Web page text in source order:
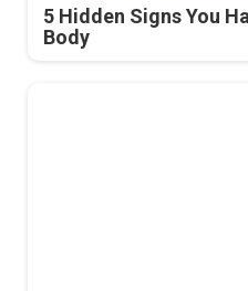
5 Hidden Signs You
Body